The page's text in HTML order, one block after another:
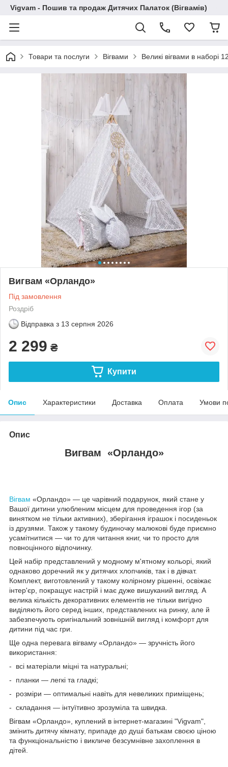
Vigvam - Пошив та продаж Дитячих Палаток (Вігвамів)
Товари та послуги Вігвами Великі вігвами в наборі
Вигвам «Орландо»
Під замовлення
Роздріб
Відправка з 13 серпня 2026
2 299 ₴
Купити
Опис Характеристики Доставка Оплата Умови
Опис
Вигвам «Орландо»
Вігвам «Орландо» — це чарівний подарунок, який стане у
Вашої дитини улюбленим місцем для проведення ігор (за
винятком не тільки активних), зберігання іграшок і посиденьок
із друзями. Також у такому будиночку малюкові буде приємно
усамітнитися — чи то для читання книг, чи то просто для
повноцінного відпочинку.
Цей набір представлений у модному м'ятному кольорі, який
однаково доречний як у дитячих хлопчиків, так і в дівчат.
Комплект, виготовлений у такому колірному рішенні, освіжає
інтер'єр, покращує настрій і має дуже вишуканий вигляд. А
велика кількість декоративних елементів не тільки вигідно
виділяють його серед інших, представлених на ринку, але й
забезпечують оригінальний зовнішній вигляд і комфорт для
дитини під час гри.
Ще одна перевага вігваму «Орландо» — зручність його
використання:
- всі матеріали міцні та натуральні;
- планки — легкі та гладкі;
- розміри — оптимальні навіть для невеликих приміщень;
- складання — інтуїтивно зрозуміла та швидка.
Вігвам «Орландо», куплений в інтернет-магазині "Vigvam",
змінить дитячу кімнату, припаде до душі батькам своєю ціною
та функціональністю і викличе безсумнівне захоплення в
дітей.